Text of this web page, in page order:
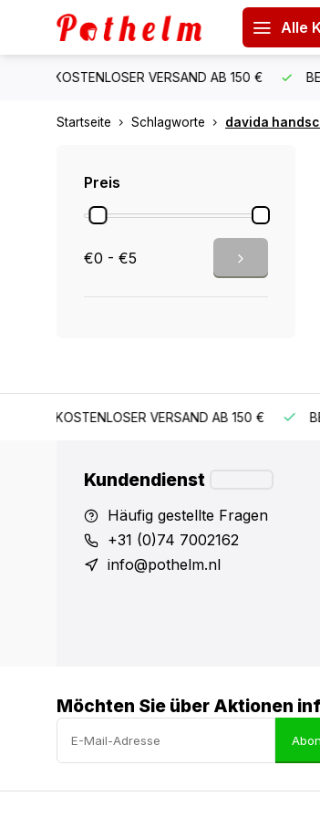
Alle
BESTELLUNG VOR 15:00 UHR =
Startseite Schlagworte davida
Preis
€0 - €5
BESTELLUNG VOR 15:00 UHR =
Kundendienst
Häufig gestellte Fragen
+31 (0)74 7002162
info@pothelm.nl
Möchten Sie über Aktionen